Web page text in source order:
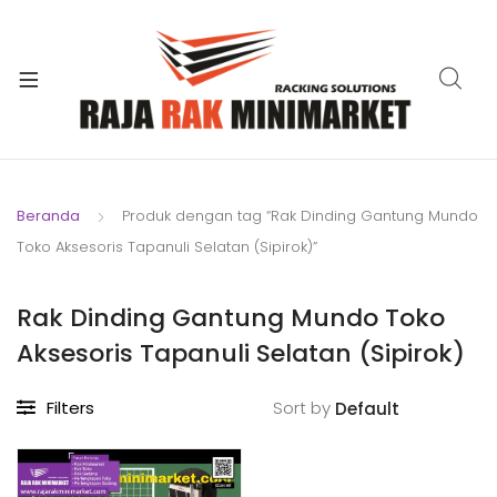
Beranda
Produk dengan tag “Rak Dinding Gantung Mundo
Toko Aksesoris Tapanuli Selatan (Sipirok)”
Rak Dinding Gantung Mundo Toko
Aksesoris Tapanuli Selatan (Sipirok)
Filters Sort by